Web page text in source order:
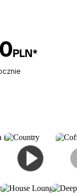
PLN*